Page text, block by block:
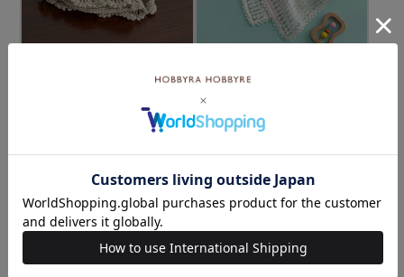
ト
編み物材料セット